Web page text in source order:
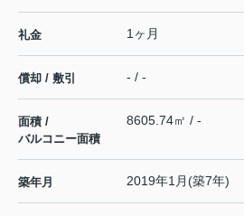
礼金 1ヶ月
償却 / 敷引 - / -
面積 /
バルコニー面積
8605.74㎡ / -
築年月 2019年1月(築7年)